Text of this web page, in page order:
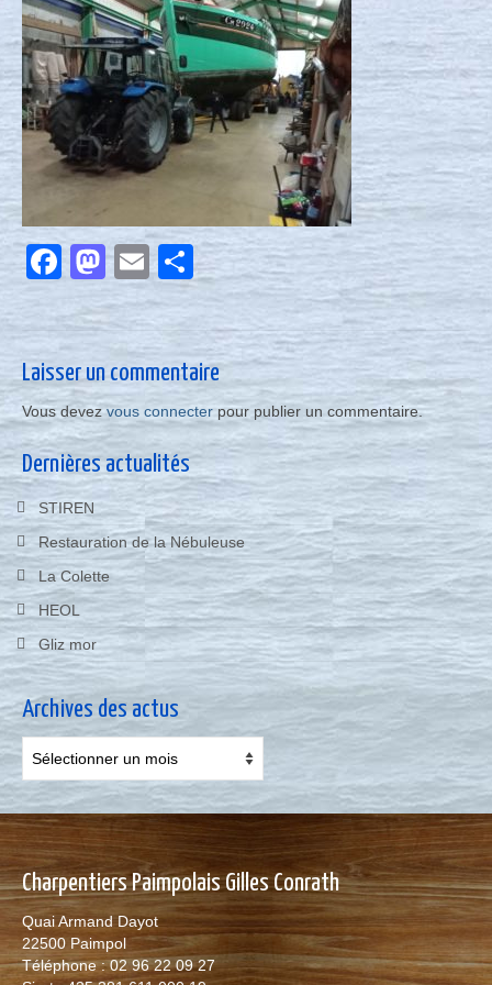
Nous contacter
Actualités
Facebook
Mastodon
EmailPartager
Laisser un commentaire
Vous devezvous connecter pour publier un commentaire.
Dernières actualités
STIREN
Restauration de la Nébuleuse
La Colette
HEOL
Gliz mor
Archives des actus
Archives
des
Charpentiers Paimpolais Gilles Conrath
Quai Armand Dayot
22500 Paimpol
Téléphone : 02 96 22 09 27